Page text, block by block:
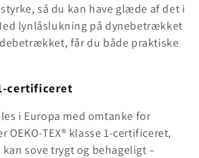
så du kan have glæde af det i
lynlåslukning på dynebetrækket
får du både praktiske
1-certificeret
i Europa med omtanke for
OEKO-TEX® klasse 1-certificeret,
sove trygt og behageligt –